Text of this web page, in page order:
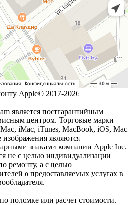
Apple© 2017-2026
является постгарантийным
центром. Торговые марки
iMac, iTunes, MacBook, iOS, Mac
изображения являются
знаками компании Apple Inc.
не с целью индивидуализации
ремонту, а с целью
о предоставляемых услугах в
поломке или расчет стоимости.